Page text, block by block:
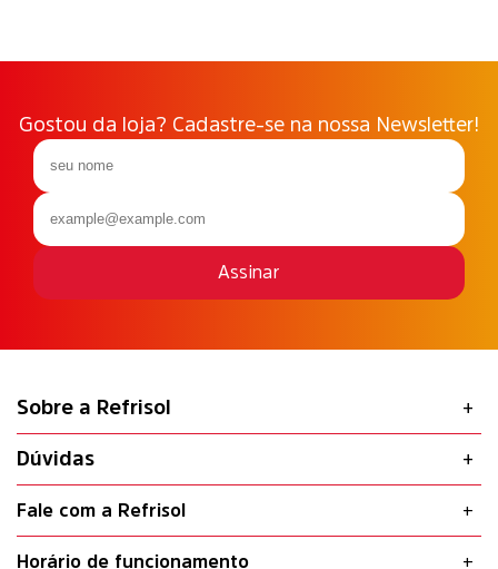
Gostou da loja? Cadastre-se na nossa Newsletter!
Assinar
Sobre a Refrisol
Dúvidas
Fale com a Refrisol
Horário de funcionamento